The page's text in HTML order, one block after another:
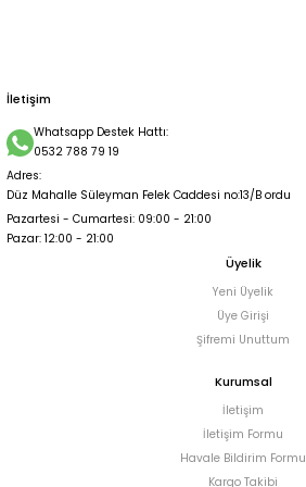
İletişim
Whatsapp Destek Hattı:
0532 788 79 19
Adres:
Düz Mahalle Süleyman Felek Caddesi no:13/B ordu
Pazartesi - Cumartesi: 09:00 - 21:00
Pazar: 12:00 - 21:00
Üyelik
Yeni Üyelik
Üye Girişi
Şifremi Unuttum
Kurumsal
İletişim
İletişim Formu
Havale Bildirim Formu
Kargo Takibi